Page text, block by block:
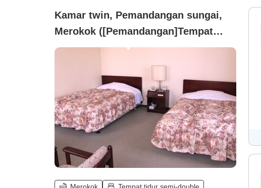
Kamar twin, Pemandangan sungai,
Merokok ([Pemandangan]Tempat
tidur semi-double dengan lebar 120
Merokok Tempat tidur semi-double